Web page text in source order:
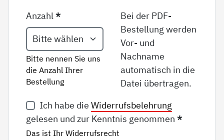
Anzahl*
Bitte nennen Sie uns
die Anzahl Ihrer
Bestellung
Bei der PDF-
Bestellung werden
Vor- und
Nachname
automatisch in die
Datei übertragen.
Ich habe die Widerrufsbelehrung
gelesen und zur Kenntnis genommen*
Das ist Ihr Widerrufsrecht